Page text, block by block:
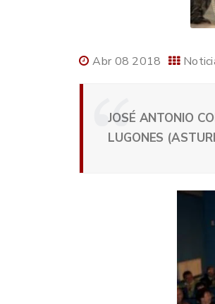
Abr 08 2018
JOSÉ ANTONIO
LUGONES